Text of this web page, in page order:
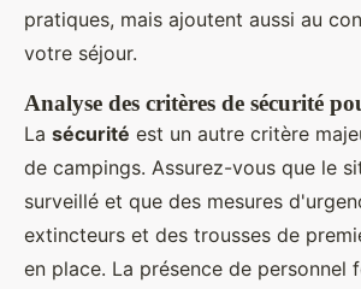
pratiques, mais ajoutent aussi au
votre séjour.
Analyse des critères de sécurité
La sécurité est un autre critère
de campings. Assurez-vous que le
surveillé et que des mesures
extincteurs et des trousses de
en place. La présence de personnel